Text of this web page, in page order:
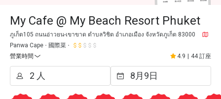
My Cafe @ My Beach Resort Phuket
ภูเก็ต105 ถนนอ่าวยน-เขาขาด ตำบลวิชิต อำเภอเมือง จังหวัดภูเก็ต 83000
Panwa Cape
國際菜
營業時間
4.9 44 訂座